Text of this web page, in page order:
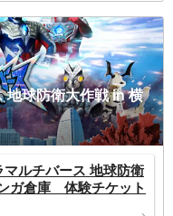
地球防衛大作戦 in 横
ルチバース 地球防衛
ガ倉庫 体験チケット